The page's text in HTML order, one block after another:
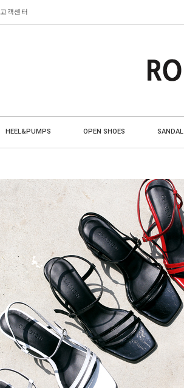
고객센터
HEEL&PUMPS OPEN SHOES SANDAL